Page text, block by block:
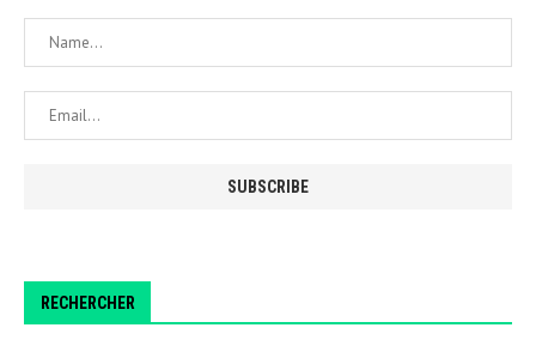
RECHERCHER